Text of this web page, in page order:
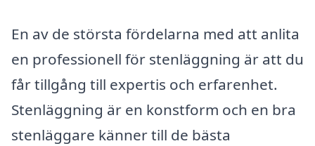
En av de största fördelarna med att anlita
en professionell för stenläggning är att du
får tillgång till expertis och erfarenhet.
Stenläggning är en konstform och en bra
stenläggare känner till de bästa